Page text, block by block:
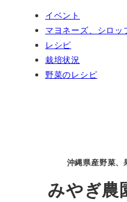
イベント
マヨネーズ、シロッ
レシピ
栽培状況
野菜のレシピ
沖縄県産野菜、
みやぎ農